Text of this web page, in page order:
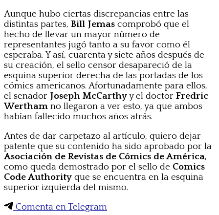
Aunque hubo ciertas discrepancias entre las
distintas partes, Bill Jemas comprobó que el
hecho de llevar un mayor número de
representantes jugó tanto a su favor como él
esperaba. Y así, cuarenta y siete años después de
su creación, el sello censor desapareció de la
esquina superior derecha de las portadas de los
cómics americanos. Afortunadamente para ellos,
el senador Joseph McCarthyy el doctor Fredric
Wertham no llegaron a ver esto, ya que ambos
habían fallecido muchos años atrás.
Antes de dar carpetazo al artículo, quiero dejar
patente que su contenido ha sido aprobado por la
Asociación de Revistas de Cómics de América,
como queda demostrado por el sello de Comics
Code Authority que se encuentra en la esquina
superior izquierda del mismo.
Comenta en Telegram